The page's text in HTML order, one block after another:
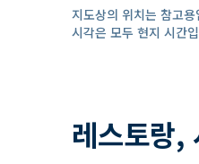
지도상의 위치는 참고용
시각은 모두 현지 시간
레스토랑,